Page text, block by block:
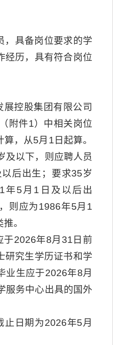
，具备岗位要求的学
经历，具有符合岗位
展控股集团有限公司
附件1）中相关岗位
，从5月1日起算。
及以下，则应聘人员
后出生；要求35岁
年5月1日及以后出
则应为1986年5月1
。
于2026年8月31日前
研究生学历证书和学
业生应于2026年8月
服务中心出具的国外
止日期为2026年5月